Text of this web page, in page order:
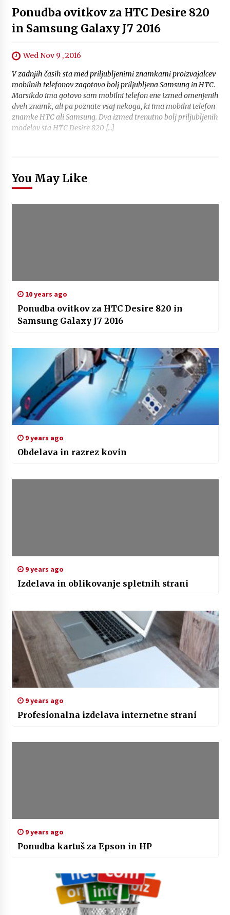
Ponudba ovitkov za HTC Desire 820
in Samsung Galaxy J7 2016
Wed Nov 9 , 2016
V zadnjih časih sta med priljubljenimi znamkami proizvajalcev
mobilnih telefonov zagotovo bolj priljubljena Samsung in HTC.
Marsikdo ima gotovo sam mobilni telefon ene izmed omenjenih
dveh znamk, ali pa poznate vsaj nekoga, ki ima mobilni telefon
znamke HTC ali Samsung. Dva izmed trenutno bolj priljubljenih
modelov sta HTC Desire 820 […]
You May Like
10 years ago
Ponudba ovitkov za HTC Desire 820 in
Samsung Galaxy J7 2016
9 years ago
Obdelava in razrez kovin
9 years ago
Izdelava in oblikovanje spletnih strani
9 years ago
Profesionalna izdelava internetne strani
9 years ago
Ponudba kartuš za Epson in HP